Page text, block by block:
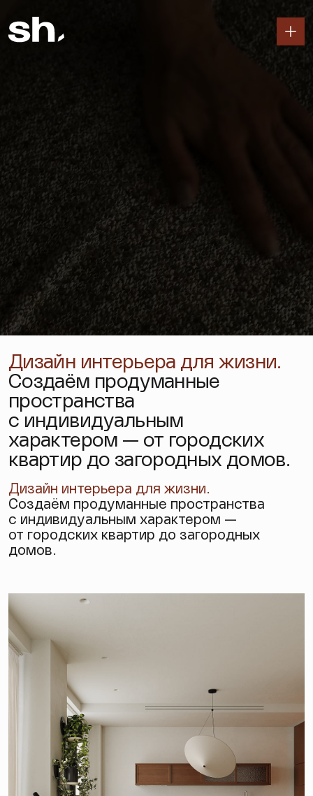
Дизайн интерьера для жизни.
Создаём продуманные
пространства
с индивидуальным
характером — от городских
квартир до загородных домов.
Дизайн интерьера для жизни.
Создаём продуманные пространства
с индивидуальным характером —
от городских квартир до загородных
домов.